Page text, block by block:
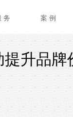
务 案 例
升品牌